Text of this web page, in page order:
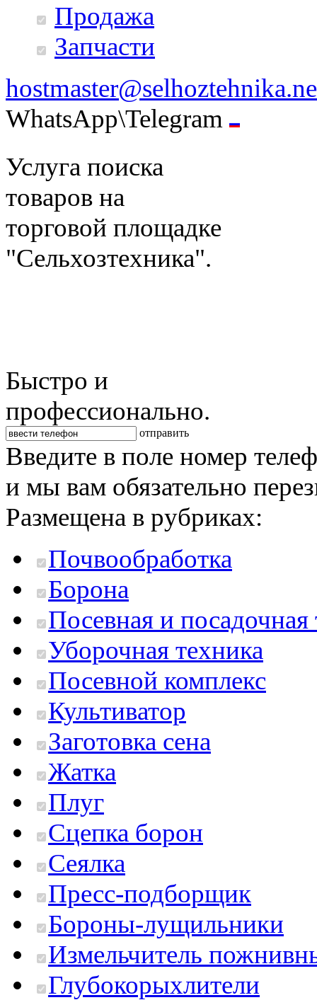
Продажа
Запчасти
WhatsApp\Telegram
Услуга поиска
товаров на
торговой площадке
"Сельхозтехника".
Быстро и
профессионально.
отправить
Введите в поле номер
и мы вам обязательно
Размещена в рубриках:
Почвообработка
Борона
Посевная и посадочная
Уборочная техника
Посевной комплекс
Культиватор
Заготовка сена
Жатка
Плуг
Сцепка борон
Сеялка
Пресс-подборщик
Бороны-лущильники
Измельчитель
Глубокорыхлители